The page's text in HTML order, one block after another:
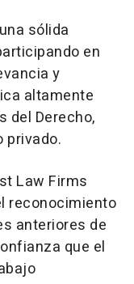
sólida
en
y
altamente
del Derecho,
privado.
Law Firms
reconocimiento
anteriores de
que el